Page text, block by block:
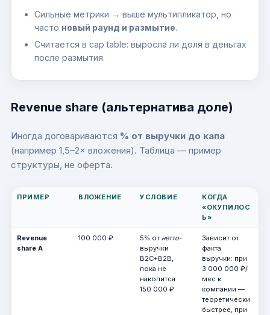
Сильные метрики → выше мультипликатор, но
часто новый раунд и размытие.
Считается в cap table: выросла ли доля в деньгах
после размытия.
Revenue share (альтернатива доле)
Иногда договариваются % от выручки до капа
(например 1,5–2× вложения). Таблица — пример
структуры, не оферта.
ПРИМЕР ВЛОЖЕНИЕ УСЛОВИЕ
КОГДА
«ОКУПИЛОС
Ь»
Revenue
share A
100 000 ₽ 5% от нетто-
выручки
B2C+B2B,
пока не
накопится
150 000 ₽
Зависит от
факта
выручки: при
3 000 000 ₽/
мес к
компании —
теоретически
быстрее, при